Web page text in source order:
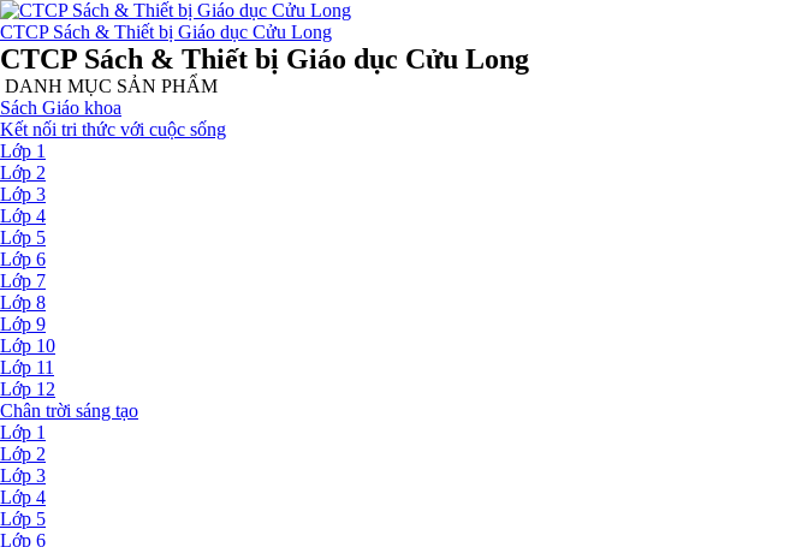
CTCP Sách & Thiết bị Giáo dục Cửu Long
CTCP Sách & Thiết bị Giáo dục Cửu Long
DANH MỤC SẢN PHẨM
Sách Giáo khoa
Kết nối tri thức với cuộc sống
Lớp 1
Lớp 2
Lớp 3
Lớp 4
Lớp 5
Lớp 6
Lớp 7
Lớp 8
Lớp 9
Lớp 10
Lớp 11
Lớp 12
Chân trời sáng tạo
Lớp 1
Lớp 2
Lớp 3
Lớp 4
Lớp 5
Lớp 6